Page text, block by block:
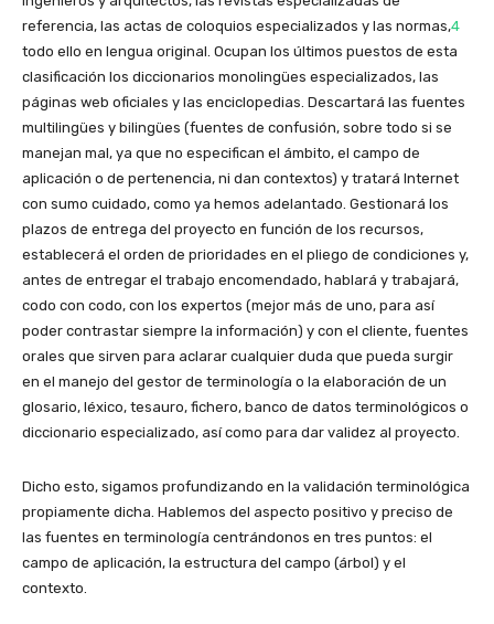
referencia, las actas de coloquios especializados y las normas,4
todo ello en lengua original. Ocupan los últimos puestos de esta
clasificación los diccionarios monolingües especializados, las
páginas web oficiales y las enciclopedias. Descartará las fuentes
multilingües y bilingües (fuentes de confusión, sobre todo si se
manejan mal, ya que no especifican el ámbito, el campo de
aplicación o de pertenencia, ni dan contextos) y tratará Internet
con sumo cuidado, como ya hemos adelantado. Gestionará los
plazos de entrega del proyecto en función de los recursos,
establecerá el orden de prioridades en el pliego de condiciones y,
antes de entregar el trabajo encomendado, hablará y trabajará,
codo con codo, con los expertos (mejor más de uno, para así
poder contrastar siempre la información) y con el cliente, fuentes
orales que sirven para aclarar cualquier duda que pueda surgir
en el manejo del gestor de terminología o la elaboración de un
glosario, léxico, tesauro, fichero, banco de datos terminológicos o
diccionario especializado, así como para dar validez al proyecto.
Dicho esto, sigamos profundizando en la validación terminológica
propiamente dicha. Hablemos del aspecto positivo y preciso de
las fuentes en terminología centrándonos en tres puntos: el
campo de aplicación, la estructura del campo (árbol) y el
contexto.